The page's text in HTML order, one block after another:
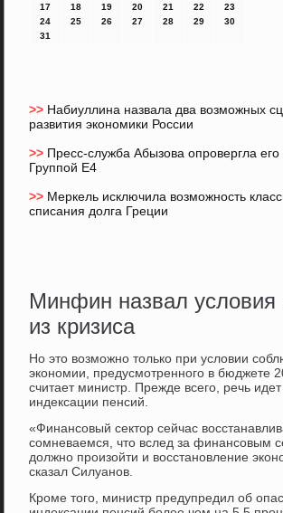
17
18 19 20 21 22
23
24
25 26 27 28 29
30
31
>> Набиуллина назвала два возможных
развития экономики России
>> Пресс-служба Абызова опровергла его
Группой Е4
>> Меркель исключила возможность
списания долга Греции
Минфин назвал условия
из кризиса
Но это возможно только при условии
экономии, предусмотренного в бюджете
считает министр. Прежде всего, речь
индексации пенсий.
«Финансовый сектор сейчас
сомневаемся, что вслед за финансовым
должно произойти и восстановление
сказал Силуанов.
Кроме того, министр предупредил об